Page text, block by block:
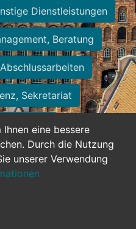
eine bessere
Durch die Nutzung
unserer Verwendung
Dienstleistungen
Beratung
Sekretariat
Ausbildung